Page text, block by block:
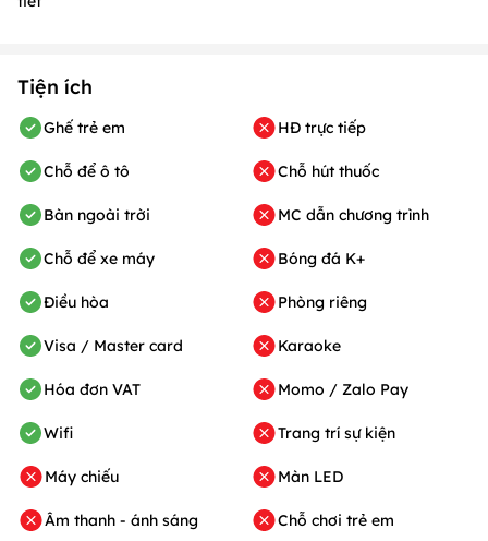
Tiện ích
Ghế trẻ em
Chỗ để ô tô
Bàn ngoài trời
Chỗ để xe máy
Điều hòa
Visa / Master card
Hóa đơn VAT
Wifi
Máy chiếu
Âm thanh - ánh sáng
HĐ trực tiếp
Chỗ hút thuốc
MC dẫn chương trình
Bóng đá K+
Phòng riêng
Karaoke
Momo / Zalo Pay
Trang trí sự kiện
Màn LED
Chỗ chơi trẻ em